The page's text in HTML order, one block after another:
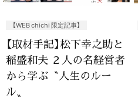
【WEB chichi 限定記事】
【取材手記】松下幸之助と
稲盛和夫 ２人の名経営者
から学ぶ〝人生のルー
ル〟